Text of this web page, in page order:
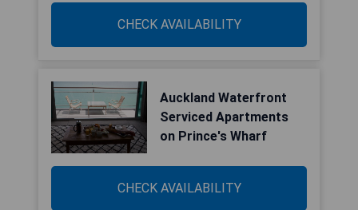
CHECK AVAILABILITY
Auckland Waterfront
Serviced Apartments
on Prince's Wharf
CHECK AVAILABILITY